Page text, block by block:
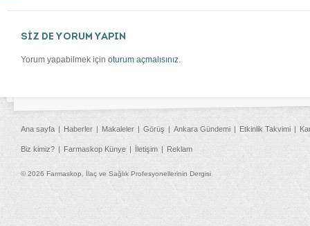
SİZ DE YORUM YAPIN
Yorum yapabilmek için oturum açmalısınız.
Ana sayfa Haberler Makaleler Görüş Ankara Gündemi Etkinlik Takvimi
Biz kimiz? Farmaskop Künye İletişim Reklam
© 2026 Farmaskop, İlaç ve Sağlık Profesyonellerinin Dergisi